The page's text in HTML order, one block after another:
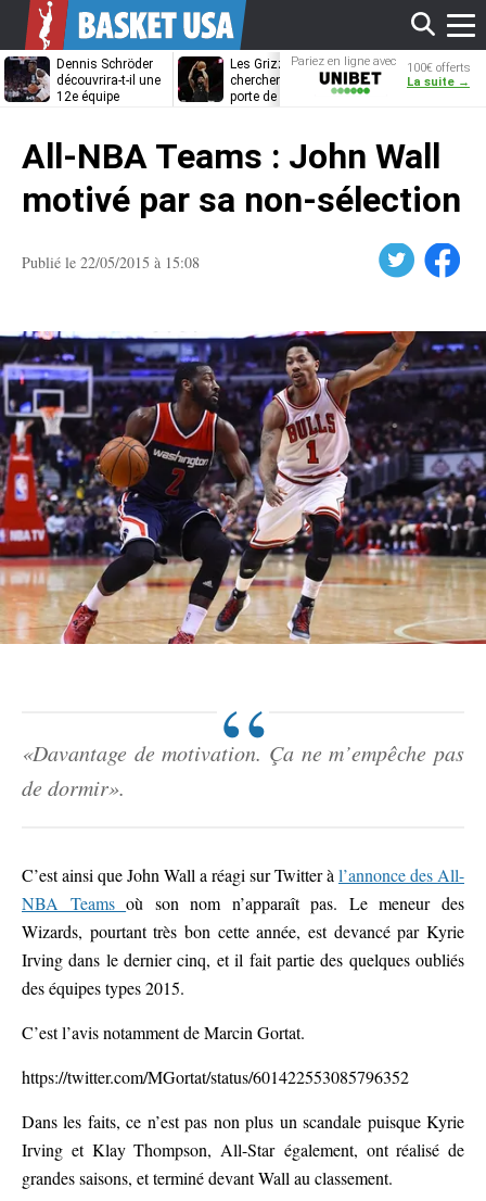
Dennis Schröder
découvrira-t-il une
12e équipe
Les Grizzlies
cherchent déjà une
porte de sortie
Dwane Casey
bientôt coach
Pariez en ligne avec
Unibet
100€ offerts
La suite →
All-NBA Teams : John Wall
motivé par sa non-sélection
Publié le 22/05/2015 à 15:08 Facebook
«Davantage de motivation. Ça ne m’empêche pas
de dormir».
C’est ainsi que John Wall a réagi sur Twitter à l’annonce des All-
NBA Teamsoù son nom n’apparaît pas. Le meneur des
Wizards, pourtant très bon cette année, est devancé par Kyrie
Irving dans le dernier cinq, et il fait partie des quelques oubliés
des équipes types 2015.
C’est l’avis notamment de Marcin Gortat.
https://twitter.com/MGortat/status/601422553085796352
Dans les faits, ce n’est pas non plus un scandale puisque Kyrie
Irving et Klay Thompson, All-Star également, ont réalisé de
grandes saisons, et terminé devant Wall au classement.